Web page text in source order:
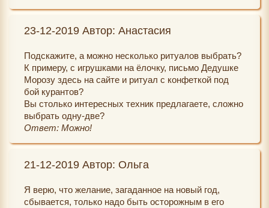
23-12-2019 Автор: Анастасия
Подскажите, а можно несколько ритуалов выбрать?
К примеру, с игрушками на ёлочку, письмо Дедушке
Морозу здесь на сайте и ритуал с конфеткой под
бой курантов?
Вы столько интересных техник предлагаете, сложно
выбрать одну-две?
Ответ: Можно!
21-12-2019 Автор: Ольга
Я верю, что желание, загаданное на новый год,
сбывается, только надо быть осторожным в его